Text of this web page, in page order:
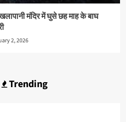
मंदिर में घुसे छह माह के बाघ
2, 2026
Trending